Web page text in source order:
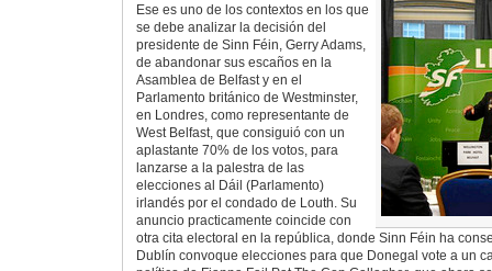
Ese es uno de los contextos en los que
se debe analizar la decisión del
presidente de Sinn Féin, Gerry Adams,
de abandonar sus escaños en la
Asamblea de Belfast y en el
Parlamento británico de Westminster,
en Londres, como representante de
West Belfast, que consiguió con un
aplastante 70% de los votos, para
lanzarse a la palestra de las
elecciones al Dáil (Parlamento)
irlandés por el condado de Louth. Su
anuncio practicamente coincide con
otra cita electoral en la república, donde Sinn Féin ha
Dublín convoque elecciones para que Donegal vote a un